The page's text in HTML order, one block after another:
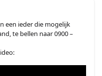
een ieder die mogelijk
te bellen naar 0900 –